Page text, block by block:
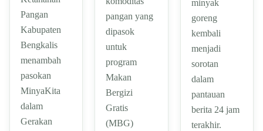
Pangan
Kabupaten
Bengkalis
menambah
pasokan
MinyaKita
dalam
Gerakan
pangan yang
dipasok
untuk
program
Makan
Bergizi
Gratis
(MBG)
minyak
goreng
kembali
menjadi
sorotan
dalam
pantauan
berita 24 jam
terakhir.